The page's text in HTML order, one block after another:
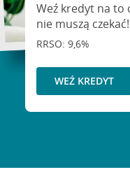
Weź kredyt na to
nie muszą czekać!
RRSO: 9,6%
WEŹ KREDYT